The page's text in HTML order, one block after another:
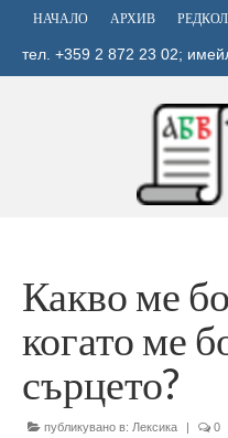
НАЧАЛО АРХИВ
тел. +359 2 872 23 02;
Какво ме
когато ме
сърцето?
публикувано в: Лексика | 0